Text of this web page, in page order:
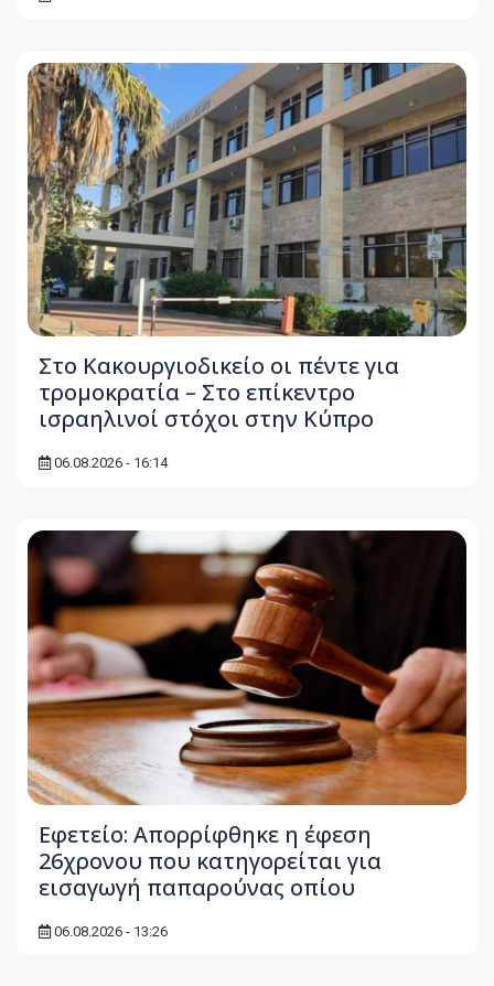
Στο Κακουργιοδικείο οι πέντε για
τρομοκρατία – Στο επίκεντρο
ισραηλινοί στόχοι στην Κύπρο
06.08.2026 - 16:14
Εφετείο: Απορρίφθηκε η έφεση
26χρονου που κατηγορείται για
εισαγωγή παπαρούνας οπίου
06.08.2026 - 13:26